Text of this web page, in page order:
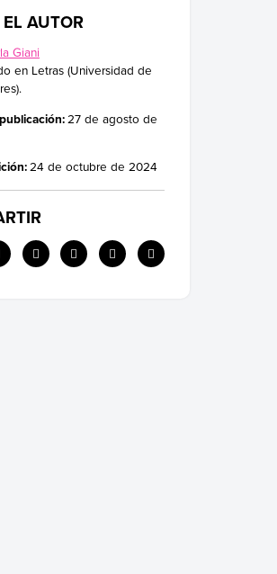
AUTOR
Giani
en Letras (Universidad de
27 de agosto de
24 de octubre de 2024